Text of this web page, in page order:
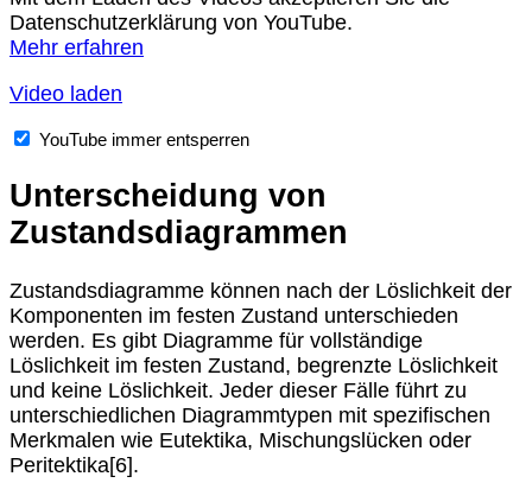
Datenschutzerklärung von YouTube.
Mehr erfahren
Video laden
YouTube immer entsperren
Unterscheidung von
Zustandsdiagrammen
Zustandsdiagramme können nach der Löslichkeit der
Komponenten im festen Zustand unterschieden
werden. Es gibt Diagramme für vollständige
Löslichkeit im festen Zustand, begrenzte Löslichkeit
und keine Löslichkeit. Jeder dieser Fälle führt zu
unterschiedlichen Diagrammtypen mit spezifischen
Merkmalen wie Eutektika, Mischungslücken oder
Peritektika[6].